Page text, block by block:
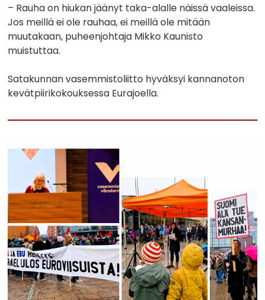
– Rauha on hiukan jäänyt taka-alalle näissä vaaleissa.
Jos meillä ei ole rauhaa, ei meillä ole mitään
muutakaan, puheenjohtaja Mikko Kaunisto
muistuttaa.
Satakunnan vasemmistoliitto hyväksyi kannanoton
kevätpiirikokouksessa Eurajoella.